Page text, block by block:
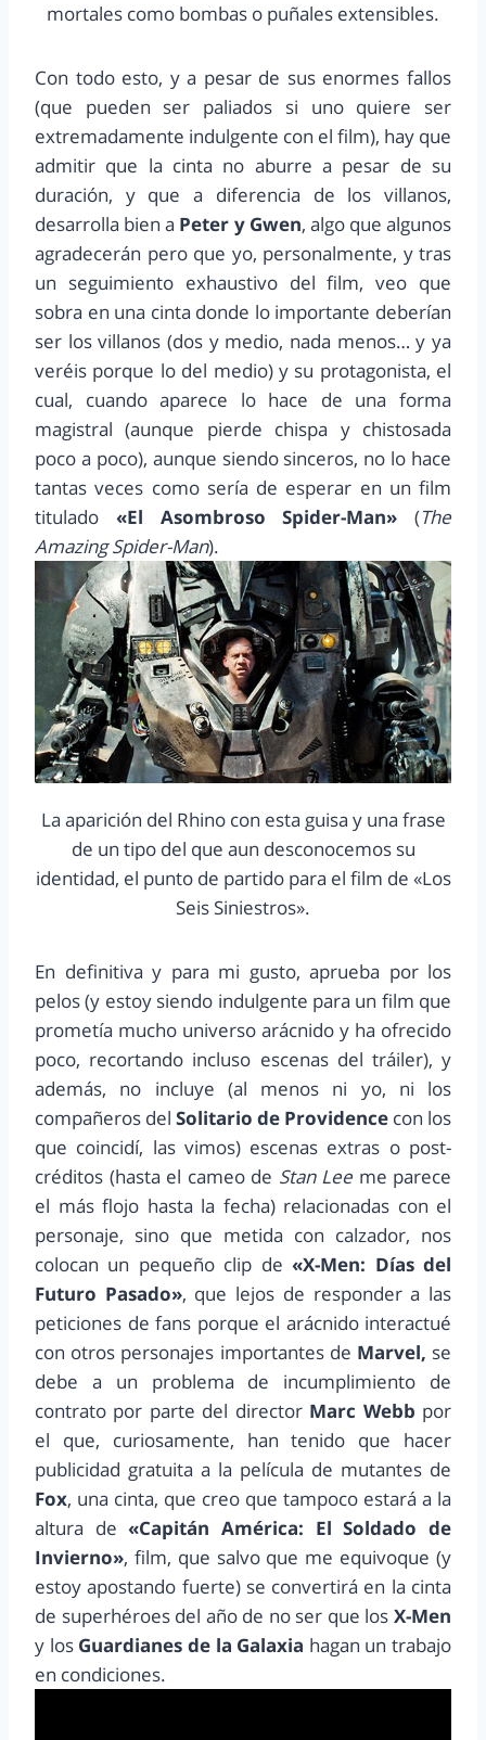
mortales como bombas o puñales extensibles.
Con todo esto, y a pesar de sus enormes fallos
(que pueden ser paliados si uno quiere ser
extremadamente indulgente con el film), hay que
admitir que la cinta no aburre a pesar de su
duración, y que a diferencia de los villanos,
desarrolla bien a Peter y Gwen, algo que algunos
agradecerán pero que yo, personalmente, y tras
un seguimiento exhaustivo del film, veo que
sobra en una cinta donde lo importante deberían
ser los villanos (dos y medio, nada menos… y ya
veréis porque lo del medio) y su protagonista, el
cual, cuando aparece lo hace de una forma
magistral (aunque pierde chispa y chistosada
poco a poco), aunque siendo sinceros, no lo hace
tantas veces como sería de esperar en un film
titulado «El Asombroso Spider-Man» (The
Amazing Spider-Man).
La aparición del Rhino con esta guisa y una frase
de un tipo del que aun desconocemos su
identidad, el punto de partido para el film de «Los
Seis Siniestros».
En definitiva y para mi gusto, aprueba por los
pelos (y estoy siendo indulgente para un film que
prometía mucho universo arácnido y ha ofrecido
poco, recortando incluso escenas del tráiler), y
además, no incluye (al menos ni yo, ni los
compañeros del Solitario de Providence con los
que coincidí, las vimos) escenas extras o post-
créditos (hasta el cameo de Stan Lee me parece
el más flojo hasta la fecha) relacionadas con el
personaje, sino que metida con calzador, nos
colocan un pequeño clip de«X-Men: Días del
Futuro Pasado», que lejos de responder a las
peticiones de fans porque el arácnido interactué
con otros personajes importantes de Marvel, se
debe a un problema de incumplimiento de
contrato por parte del director Marc Webb por
el que, curiosamente, han tenido que hacer
publicidad gratuita a la película de mutantes de
Fox, una cinta, que creo que tampoco estará a la
altura de«Capitán América: El Soldado de
Invierno», film, que salvo que me equivoque (y
estoy apostando fuerte) se convertirá en la cinta
de superhéroes del año de no ser que los X-Men
y los Guardianes de la Galaxia hagan un trabajo
en condiciones.